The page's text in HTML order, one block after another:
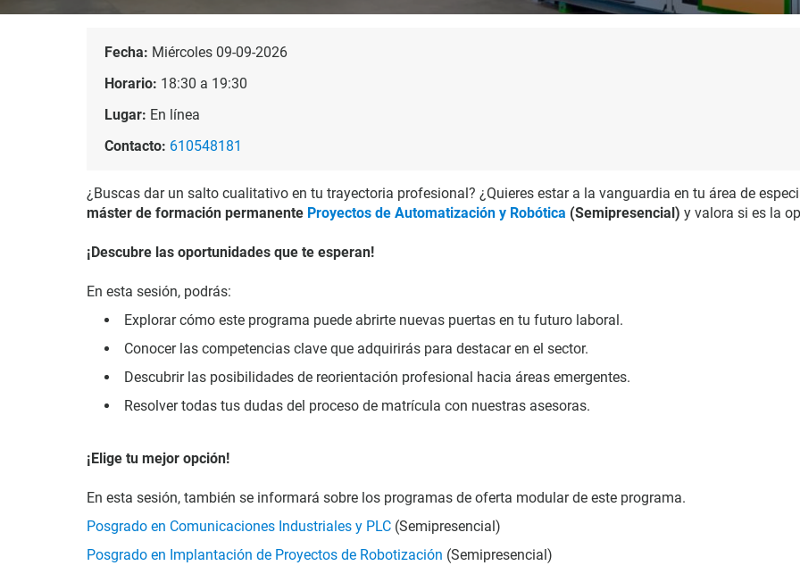
Fecha: Miércoles 09-09-2026
Horario: 18:30 a 19:30
Lugar: En línea
Contacto: 610548181
¿Buscas dar un salto cualitativo en tu trayectoria profesional? ¿Quieres estar a la vanguardia en tu área de
máster de formación permanente Proyectos de Automatización y Robótica (Semipresencial) y valora si es la
¡Descubre las oportunidades que te esperan!
En esta sesión, podrás:
Explorar cómo este programa puede abrirte nuevas puertas en tu futuro laboral.
Conocer las competencias clave que adquirirás para destacar en el sector.
Descubrir las posibilidades de reorientación profesional hacia áreas emergentes.
Resolver todas tus dudas del proceso de matrícula con nuestras asesoras.
¡Elige tu mejor opción!
En esta sesión, también se informará sobre los programas de oferta modular de este programa.
Posgrado en Comunicaciones Industriales y PLC (Semipresencial)
Posgrado en Implantación de Proyectos de Robotización (Semipresencial)